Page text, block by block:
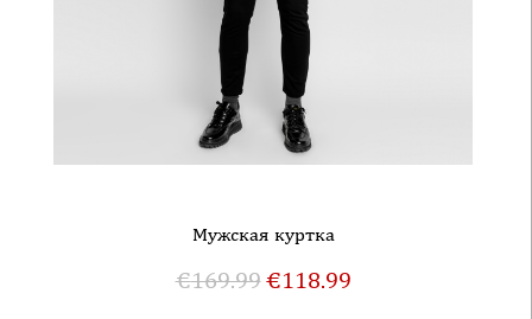
Mужская куртка
€169.99€118.99